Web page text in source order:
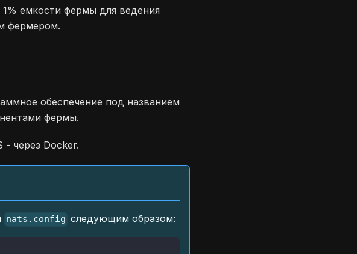
емкости фермы для ведения
фермером.
обеспечение под названием
фермы.
- через Docker.
nats.config следующим образом: